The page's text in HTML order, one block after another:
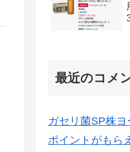
最近のコメ
ガセリ菌SP株
ポイントがもら